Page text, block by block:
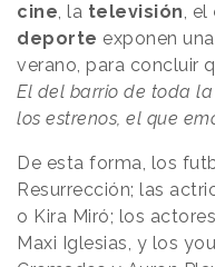
cine, la televisión, el
deporte exponen
verano, para concluir
El del barrio de toda
los estrenos, el que
De esta forma, los
Resurrección; las
o Kira Miró; los
Maxi Iglesias, y los